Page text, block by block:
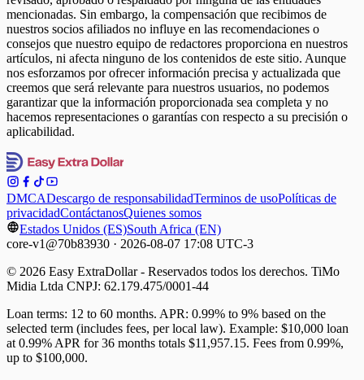
mencionadas. Sin embargo, la compensación que recibimos de
nuestros socios afiliados no influye en las recomendaciones o
consejos que nuestro equipo de redactores proporciona en nuestros
artículos, ni afecta ninguno de los contenidos de este sitio. Aunque
nos esforzamos por ofrecer información precisa y actualizada que
creemos que será relevante para nuestros usuarios, no podemos
garantizar que la información proporcionada sea completa y no
hacemos representaciones o garantías con respecto a su precisión o
aplicabilidad.
DMCADescargo de responsabilidadTerminos de usoPolíticas de
privacidadContáctanosQuienes somos
Estados Unidos (ES)South Africa (EN)
core-v1@70b83930 · 2026-08-07 17:08 UTC-3
© 2026 Easy ExtraDollar - Reservados todos los derechos. TiMo
Midia Ltda CNPJ: 62.179.475/0001-44
Loan terms: 12 to 60 months. APR: 0.99% to 9% based on the
selected term (includes fees, per local law). Example: $10,000 loan
at 0.99% APR for 36 months totals $11,957.15. Fees from 0.99%,
up to $100,000.